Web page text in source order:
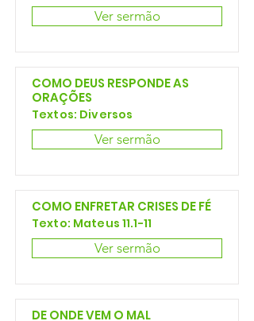
Ver sermão
COMO DEUS RESPONDE AS
ORAÇÕES
Textos: Diversos
Ver sermão
COMO ENFRETAR CRISES DE FÉ
Texto: Mateus 11.1-11
Ver sermão
DE ONDE VEM O MAL